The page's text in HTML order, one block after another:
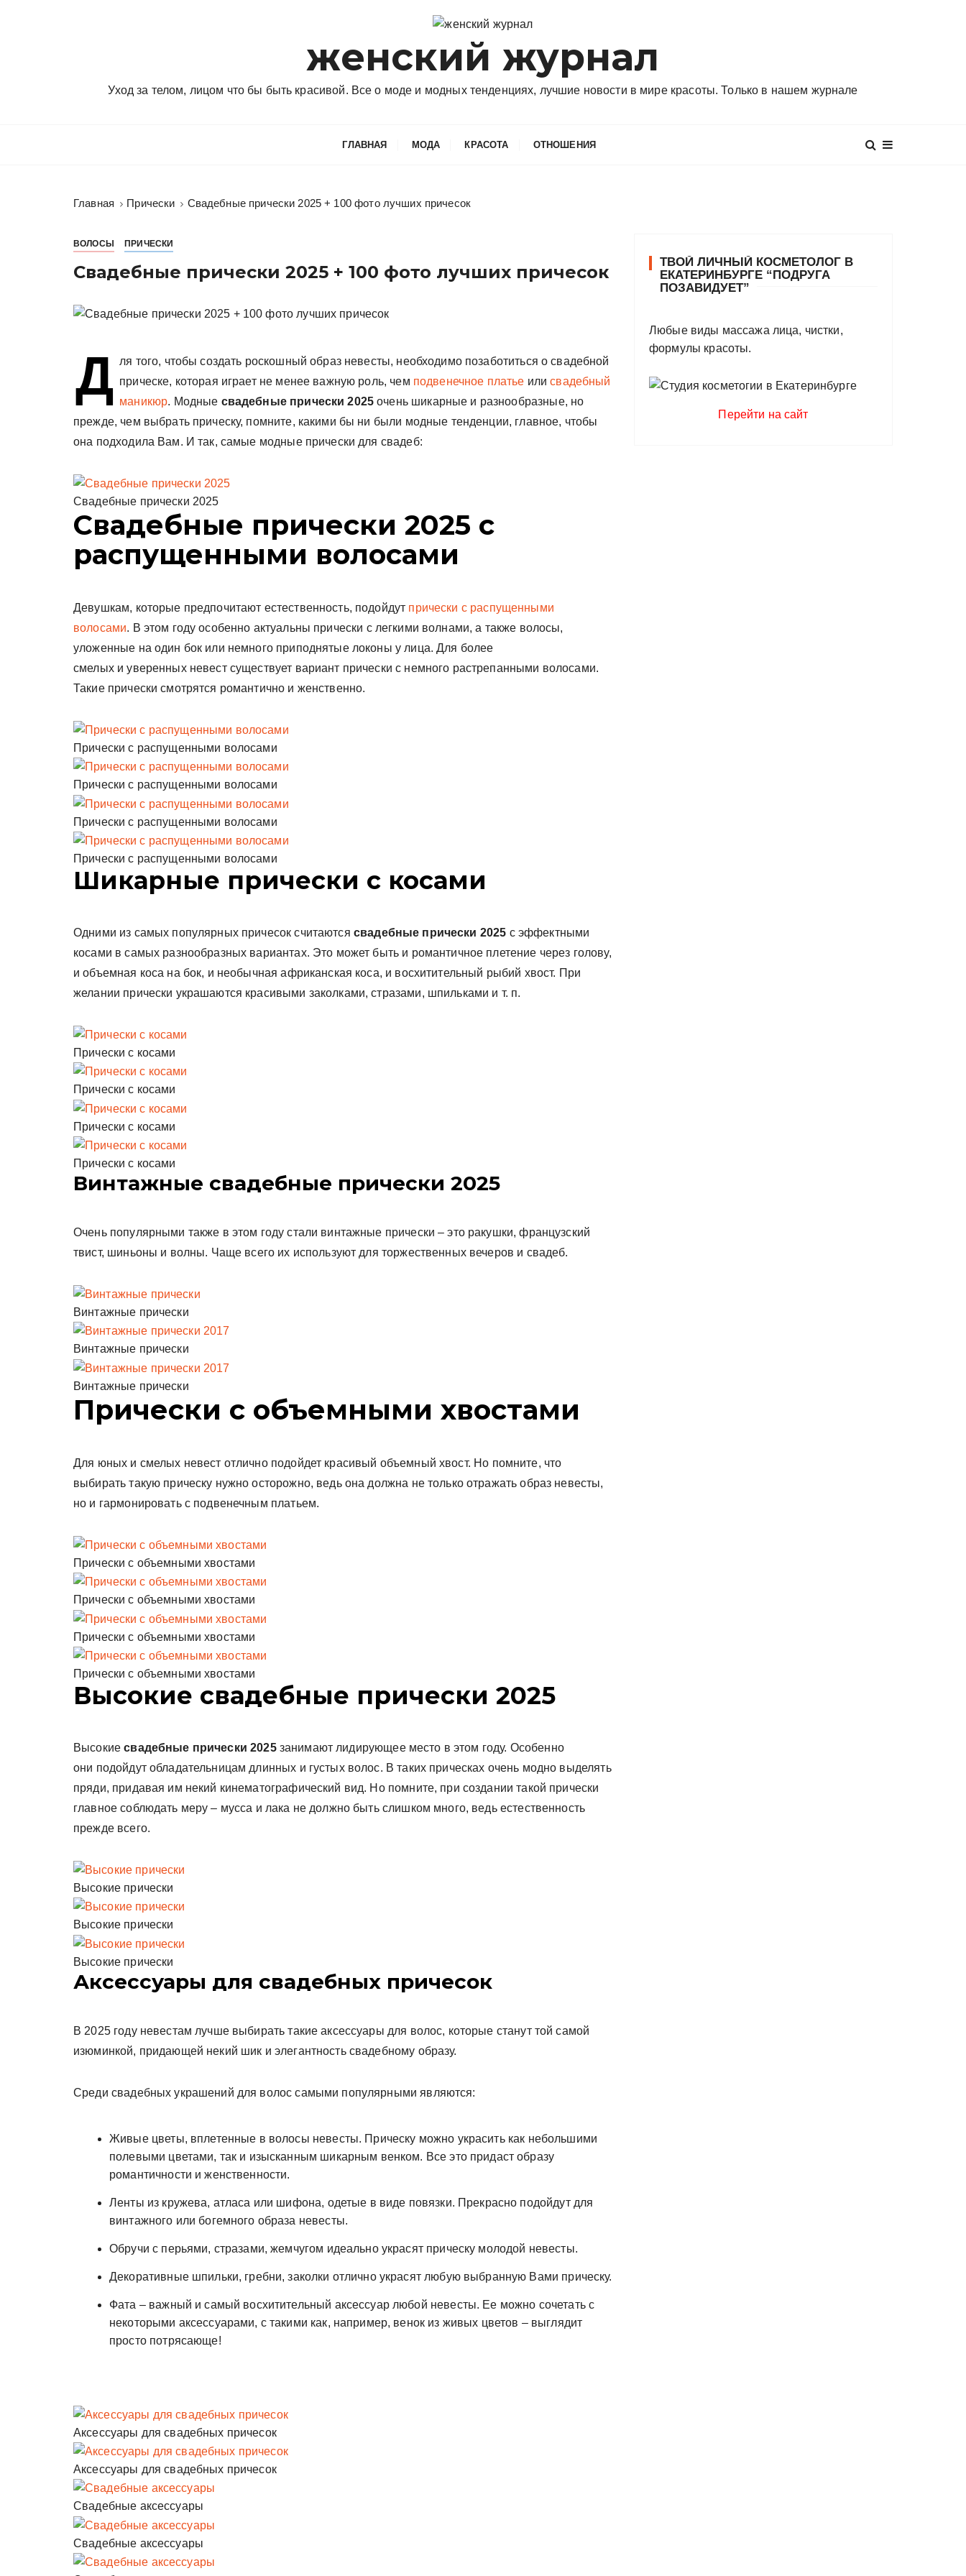
женский журнал
Уход за телом, лицом что бы быть красивой. Все о моде и модных тенденциях, лучшие новости в мире красоты. Только в нашем журнале
ГЛАВНАЯ МОДА КРАСОТА ОТНОШЕНИЯ
Главная Прически Свадебные прически 2025 + 100 фото лучших причесок
ВОЛОСЫ ПРИЧЕСКИ
Свадебные прически 2025 + 100 фото лучших причесок
Д ля того, чтобы создать роскошный образ невесты, необходимо позаботиться о свадебной
прическе, которая играет не менее важную роль, чем подвенечное платье илисвадебный
маникюр. Модные свадебные прически 2025 очень шикарные и разнообразные, но
прежде, чем выбрать прическу, помните, какими бы ни были модные тенденции, главное, чтобы
она подходила Вам. И так, самые модные прически для свадеб:
Свадебные прически 2025
Cвадебные прически 2025 с
распущенными волосами
Девушкам, которые предпочитают естественность, подойдут прически с распущенными
волосами. В этом году особенно актуальны прически с легкими волнами, а также волосы,
уложенные на один бок или немного приподнятые локоны у лица. Для более
смелых и уверенных невест существует вариант прически с немного растрепанными волосами.
Такие прически смотрятся романтично и женственно.
Прически с распущенными волосами
Прически с распущенными волосами
Прически с распущенными волосами
Прически с распущенными волосами
Шикарные прически с косами
Одними из самых популярных причесок считаются свадебные прически 2025 с эффектными
косами в самых разнообразных вариантах. Это может быть и романтичное плетение через голову,
и объемная коса на бок, и необычная африканская коса, и восхитительный рыбий хвост. При
желании прически украшаются красивыми заколками, стразами, шпильками и т. п.
Прически с косами
Прически с косами
Прически с косами
Прически с косами
Винтажные свадебные прически 2025
Очень популярными также в этом году стали винтажные прически – это ракушки, французский
твист, шиньоны и волны. Чаще всего их используют для торжественных вечеров и свадеб.
Винтажные прически
Винтажные прически
Винтажные прически
Прически с объемными хвостами
Для юных и смелых невест отлично подойдет красивый объемный хвост. Но помните, что
выбирать такую прическу нужно осторожно, ведь она должна не только отражать образ невесты,
но и гармонировать с подвенечным платьем.
Прически с объемными хвостами
Прически с объемными хвостами
Прически с объемными хвостами
Прически с объемными хвостами
Высокие свадебные прически 2025
Высокие свадебные прически 2025занимают лидирующее место в этом году. Особенно
они подойдут обладательницам длинных и густых волос. В таких прическах очень модно выделять
пряди, придавая им некий кинематографический вид. Но помните, при создании такой прически
главное соблюдать меру – мусса и лака не должно быть слишком много, ведь естественность
прежде всего.
Высокие прически
Высокие прически
Высокие прически
Аксессуары для свадебных причесок
В 2025 году невестам лучше выбирать такие аксессуары для волос, которые станут той самой
изюминкой, придающей некий шик и элегантность свадебному образу.
Среди свадебных украшений для волос самыми популярными являются:
Живые цветы, вплетенные в волосы невесты. Прическу можно украсить как небольшими
полевыми цветами, так и изысканным шикарным венком. Все это придаст образу
романтичности и женственности.
Ленты из кружева, атласа или шифона, одетые в виде повязки. Прекрасно подойдут для
винтажного или богемного образа невесты.
Обручи с перьями, стразами, жемчугом идеально украсят прическу молодой невесты.
Декоративные шпильки, гребни, заколки отлично украсят любую выбранную Вами прическу.
Фата – важный и самый восхитительный аксессуар любой невесты. Ее можно сочетать с
некоторыми аксессуарами, с такими как, например, венок из живых цветов – выглядит
просто потрясающе!
Аксессуары для свадебных причесок
Аксессуары для свадебных причесок
Свадебные аксессуары
Свадебные аксессуары
ТВОЙ ЛИЧНЫЙ КОСМЕТОЛОГ В
ЕКАТЕРИНБУРГЕ “ПОДРУГА
ПОЗАВИДУЕТ”
Любые виды массажа лица, чистки,
формулы красоты.
Перейти на сайт